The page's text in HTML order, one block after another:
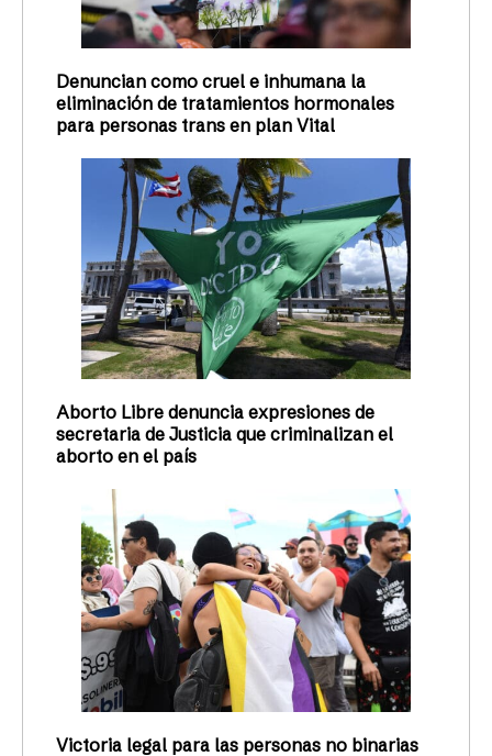
Denuncian como cruel e inhumana la
eliminación de tratamientos hormonales
para personas trans en plan Vital
Aborto Libre denuncia expresiones de
secretaria de Justicia que criminalizan el
aborto en el país
Victoria legal para las personas no binarias